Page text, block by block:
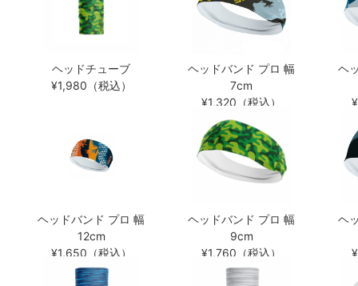
ヘッドチューブ
¥1,980（税込）
ヘッドバンド プロ 幅
7cm
¥1,320（税込）
ヘ
ヘッドバンド プロ 幅
12cm
¥1,650（税込）
ヘッドバンド プロ 幅
9cm
¥1,760（税込）
ヘ